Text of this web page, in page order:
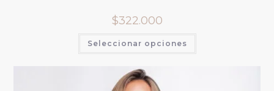
$322.000
Seleccionar opciones